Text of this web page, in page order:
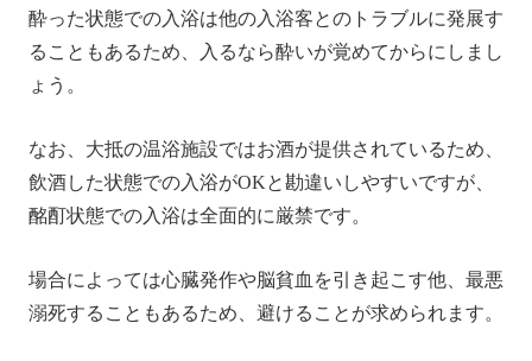
酔った状態での入浴は他の入浴客とのトラブルに発展す
ることもあるため、入るなら酔いが覚めてからにしまし
ょう。
なお、大抵の温浴施設ではお酒が提供されているため、
飲酒した状態での入浴がOKと勘違いしやすいですが、
酩酊状態での入浴は全面的に厳禁です。
場合によっては心臓発作や脳貧血を引き起こす他、最悪
溺死することもあるため、避けることが求められます。